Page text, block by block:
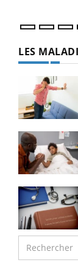
LES